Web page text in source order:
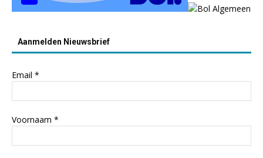
Aanmelden Nieuwsbrief
Email *
Voornaam *